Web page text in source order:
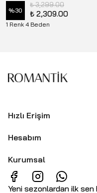
%30
₺ 3,299.00
₺ 2,309.00
1 Renk 4 Beden
Hızlı Erişim
Hesabım
Kurumsal
Yeni sezonlardan ilk sen